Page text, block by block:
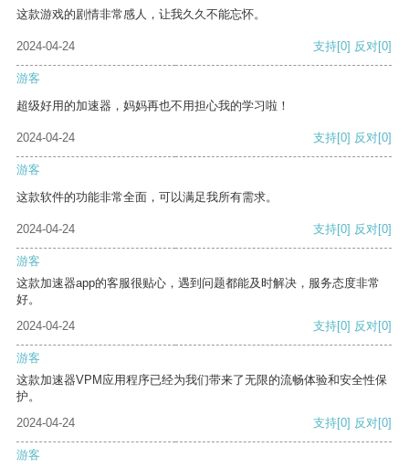
这款游戏的剧情非常感人，让我久久不能忘怀。
2024-04-24 支持[0] 反对[0]
游客
超级好用的加速器，妈妈再也不用担心我的学习啦！
2024-04-24 支持[0] 反对[0]
游客
这款软件的功能非常全面，可以满足我所有需求。
2024-04-24 支持[0] 反对[0]
游客
这款加速器app的客服很贴心，遇到问题都能及时解决，服务态度非常
好。
2024-04-24
支持[0] 反对[0]
游客
这款加速器VPM应用程序已经为我们带来了无限的流畅体验和安全性保
护。
2024-04-24
支持[0] 反对[0]
游客